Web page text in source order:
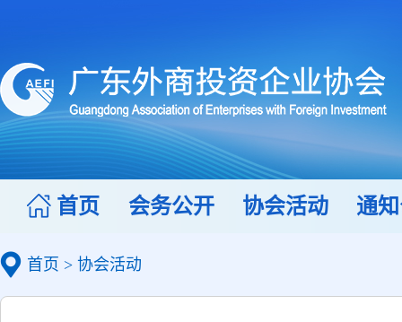
首页 会务公开 协会活动 通
首页 > 协会活动